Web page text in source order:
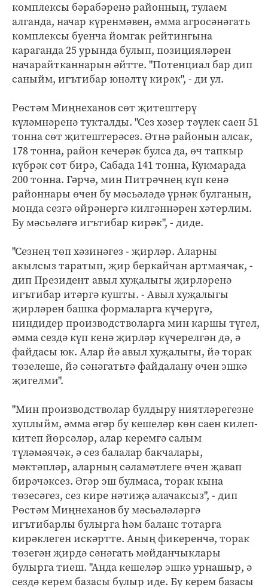
комплексы бәрабәренә районның, тулаем
алганда, начар күренмәвен, әмма агросәнәгать
комплексы буенча йомгак рейтингына
караганда 25 урында булып, позицияләрен
начарайтканнарын әйтте. "Потенциал бар дип
саныйм, игътибар юнәлтү кирәк", - ди ул.
Рөстәм Миңнеханов сөт җитештерү
күләмнәренә тукталды. "Сез хәзер тәүлек саен 51
тонна сөт җитештерәсез. Әтнә районын алсак,
178 тонна, район кечерәк булса да, өч тапкыр
күбрәк сөт бирә, Сабада 141 тонна, Кукмарада
200 тонна. Гәрчә, мин Питрәчнең күп кенә
районнары өчен бу мәсьәләдә үрнәк булганын,
монда сезгә өйрәнергә килгәннәрен хәтерлим.
Бу мәсьәләгә игътибар кирәк", - диде.
"Сезнең төп хәзинәгез - җирләр. Аларны
акылсыз таратып, җир беркайчан артмаячак, -
дип Президент авыл хуҗалыгы җирләренә
игътибар итәргә кушты. - Авыл хуҗалыгы
җирләрен башка формаларга күчерүгә,
ниндидер производстволарга мин каршы түгел,
әмма сездә күп кенә җирләр күчерелгән дә, ә
файдасы юк. Алар йә авыл хуҗалыгы, йә торак
төзелеше, йә сәнәгатьтә файдалану өчен эшкә
җигелми".
"Мин производстволар булдыру ниятләрегезне
хуплыйм, әмма әгәр бу кешеләр көн саен килеп-
китеп йөрсәләр, алар керемгә салым
түләмәячәк, ә сез балалар бакчалары,
мәктәпләр, аларның сәламәтлеге өчен җавап
бирәчәксез. Әгәр эш булмаса, торак кына
төзесәгез, сез кире нәтиҗә алачаксыз", - дип
Рөстәм Миңнеханов бу мәсьәләләргә
игътибарлы булырга һәм баланс тотарга
кирәклеген искәртте. Аның фикеренчә, торак
төзегән җирдә сәнәгать мәйданчыклары
булырга тиеш. "Анда кешеләр эшкә урнашыр, ә
сездә керем базасы булыр иде. Бу керем базасы